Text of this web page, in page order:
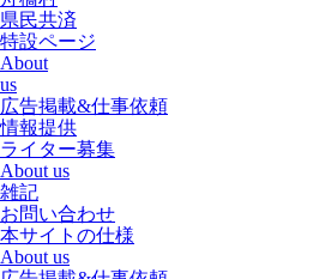
県民共済
特設ページ
About
us
広告掲載&仕事依頼
情報提供
ライター募集
About us
雑記
お問い合わせ
本サイトの仕様
About us